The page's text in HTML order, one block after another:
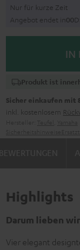
Nur für kurze Zeit
Angebot endet in00D
IN
Produkt ist
Sicher einkaufen mit
inkl. kostenlosem
Highlights
Darum lieben
Vier elegant